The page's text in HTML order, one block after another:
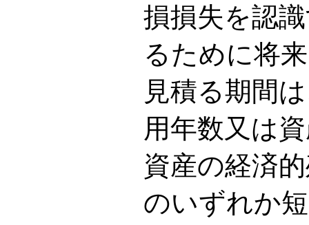
損損失を認
るために将
見積る期間
用年数又は
資産の経済
のいずれか